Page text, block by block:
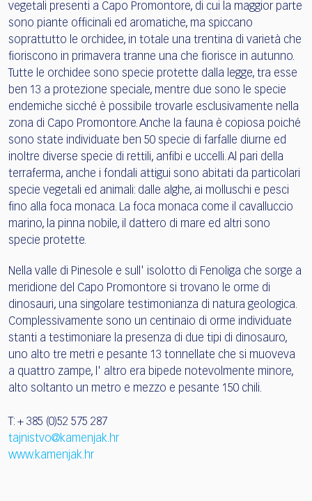
vegetali presenti a Capo Promontore, di cui la maggior parte
sono piante officinali ed aromatiche, ma spiccano
soprattutto le orchidee, in totale una trentina di varietà che
fioriscono in primavera tranne una che fiorisce in autunno.
Tutte le orchidee sono specie protette dalla legge, tra esse
ben 13 a protezione speciale, mentre due sono le specie
endemiche sicché è possibile trovarle esclusivamente nella
zona di Capo Promontore. Anche la fauna è copiosa poiché
sono state individuate ben 50 specie di farfalle diurne ed
inoltre diverse specie di rettili, anfibi e uccelli. Al pari della
terraferma, anche i fondali attigui sono abitati da particolari
specie vegetali ed animali: dalle alghe, ai molluschi e pesci
fino alla foca monaca. La foca monaca come il cavalluccio
marino, la pinna nobile, il dattero di mare ed altri sono
specie protette.
Nella valle di Pinesole e sull' isolotto di Fenoliga che sorge a
meridione del Capo Promontore si trovano le orme di
dinosauri, una singolare testimonianza di natura geologica.
Complessivamente sono un centinaio di orme individuate
stanti a testimoniare la presenza di due tipi di dinosauro,
uno alto tre metri e pesante 13 tonnellate che si muoveva
a quattro zampe, l' altro era bipede notevolmente minore,
alto soltanto un metro e mezzo e pesante 150 chili.
T: + 385 (0)52 575 287
tajnistvo@kamenjak.hr
www.kamenjak.hr